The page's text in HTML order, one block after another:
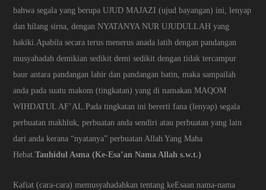
bahwa segala yang berupa UJUD MAJAZI (ujud bayangan) ini, lenyap
dan hilang sirna, dengan NYATANYA NUR UJUDULLAH yang
hakiki.Apabila secara terus menerus anada latih dengan pandangan
musyahadah demikian sedikit demi sedikit dengan tidak tercampur
baur antara pandangan lahir dan pandangan batin, maka sampailah
anda pada suatu makom (tingkatan) yang di namakan MAQOM
WIHDATUL AF’AL.Pada tingkatan ini bererti fana (lenyap) segala
perbuatan makhluk, perbuatan anda sendiri atau perbuatan yang lain
dari anda kerana “nyatanya” perbuatan Allah Yang Maha
Hebat.Tauhidul Asma (Ke-Esa’an Nama Allah s.w.t.)
Kafiat (cara-cara) memusyahadahkan tentang keEsaan nama-nama